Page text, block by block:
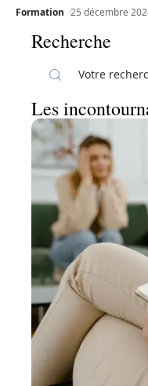
Formation 25 décembre
Recherche
Les